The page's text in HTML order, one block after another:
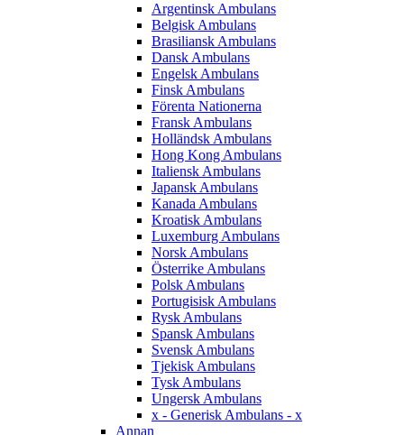
Argentinsk Ambulans
Belgisk Ambulans
Brasiliansk Ambulans
Dansk Ambulans
Engelsk Ambulans
Finsk Ambulans
Förenta Nationerna
Fransk Ambulans
Holländsk Ambulans
Hong Kong Ambulans
Italiensk Ambulans
Japansk Ambulans
Kanada Ambulans
Kroatisk Ambulans
Luxemburg Ambulans
Norsk Ambulans
Österrike Ambulans
Polsk Ambulans
Portugisisk Ambulans
Rysk Ambulans
Spansk Ambulans
Svensk Ambulans
Tjekisk Ambulans
Tysk Ambulans
Ungersk Ambulans
x - Generisk Ambulans - x
Annan